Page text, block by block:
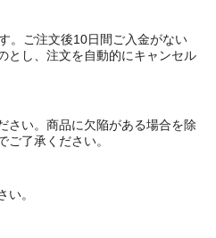
。ご注文後10日間ご入金がない
とし、注文を自動的にキャンセル
さい。商品に欠陥がある場合を除
ご了承ください。
い。